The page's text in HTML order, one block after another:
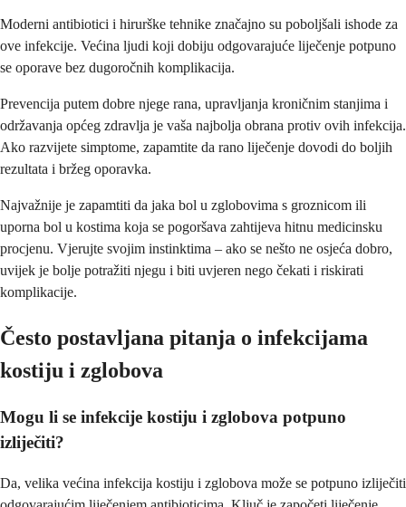
Moderni antibiotici i hirurške tehnike značajno su poboljšali ishode za
ove infekcije. Većina ljudi koji dobiju odgovarajuće liječenje potpuno
se oporave bez dugoročnih komplikacija.
Prevencija putem dobre njege rana, upravljanja kroničnim stanjima i
održavanja općeg zdravlja je vaša najbolja obrana protiv ovih infekcija.
Ako razvijete simptome, zapamtite da rano liječenje dovodi do boljih
rezultata i bržeg oporavka.
Najvažnije je zapamtiti da jaka bol u zglobovima s groznicom ili
uporna bol u kostima koja se pogoršava zahtijeva hitnu medicinsku
procjenu. Vjerujte svojim instinktima – ako se nešto ne osjeća dobro,
uvijek je bolje potražiti njegu i biti uvjeren nego čekati i riskirati
komplikacije.
Često postavljana pitanja o infekcijama
kostiju i zglobova
Mogu li se infekcije kostiju i zglobova potpuno
izliječiti?
Da, velika većina infekcija kostiju i zglobova može se potpuno izliječiti